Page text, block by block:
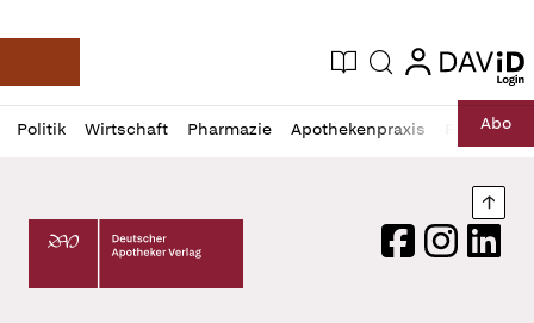
Deutsche Apotheker Zeitung
Aktuelle Ausgabe
Suche login
login
Politik Wirtschaft Pharmazie Apothekenpraxis RechtAbo
Profil
öffnen
Daz
Pur
Deutscher Apotheker Verlag Logo
FacebookInstagram